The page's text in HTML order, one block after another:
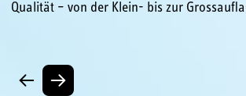
Qualität – von der Klein- bis zur